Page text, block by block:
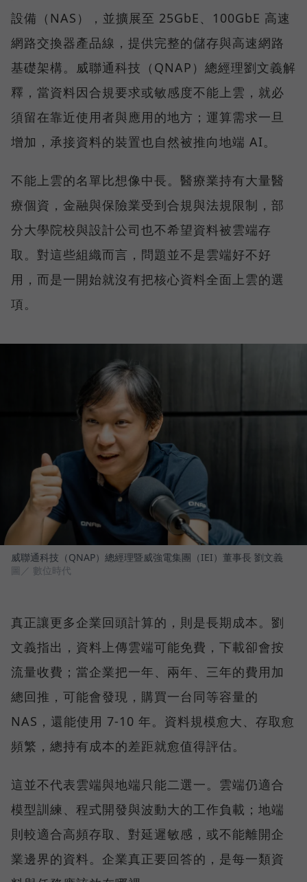
設備（NAS），並擴展至 25GbE、100GbE 高速
網路交換器產品線，提供完整的儲存與高速網路
基礎架構。威聯通科技（QNAP）總經理劉文義解
釋，當資料因合規要求或敏感度不能上雲，就必
須留在靠近使用者與應用的地方；運算需求一旦
增加，承接資料的裝置也自然被推向地端 AI。
不能上雲的名單比想像中長。醫療業持有大量醫
療個資，金融與保險業受到合規與法規限制，部
分大學院校與設計公司也不希望資料被雲端存
取。對這些組織而言，問題並不是雲端好不好
用，而是一開始就沒有把核心資料全面上雲的選
項。
威聯通科技（QNAP）總經理暨威強電集團（IEI）董事長 劉文義
圖／ 數位時代
真正讓更多企業回頭計算的，則是長期成本。劉
文義指出，資料上傳雲端可能免費，下載卻會按
流量收費；當企業把一年、兩年、三年的費用加
總回推，可能會發現，購買一台同等容量的
NAS，還能使用 7-10 年。資料規模愈大、存取愈
頻繁，總持有成本的差距就愈值得評估。
這並不代表雲端與地端只能二選一。雲端仍適合
模型訓練、程式開發與波動大的工作負載；地端
則較適合高頻存取、對延遲敏感，或不能離開企
業邊界的資料。企業真正要回答的，是每一類資